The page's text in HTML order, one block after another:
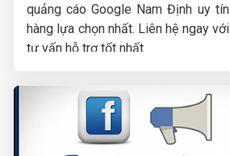
quảng cáo Google Nam Định uy
hàng lựa chọn nhất. Liên hệ ngay
tư vấn hỗ trợ tốt nhất